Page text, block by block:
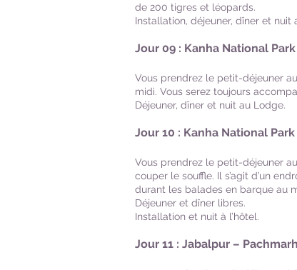
de 200 tigres et léopards.
Installation, déjeuner, dîner et nuit
Jour 09 : Kanha National Park
Vous prendrez le petit-déjeuner
midi. Vous serez toujours
Déjeuner, dîner et nuit au Lodge.
Jour 10 : Kanha National
Vous prendrez le petit-déjeuner
couper le souffle. Il s’agit d’un
durant les balades en barque au
Déjeuner et dîner libres.
Installation et nuit à l’hôtel.
Jour 11 : Jabalpur –